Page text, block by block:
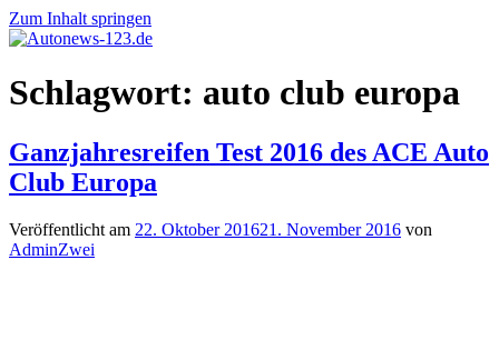
Zum Inhalt springen
Autonews-
123.de
Autonews
mit
Schlagwort: auto club europa
Ganzjahresreifen Test 2016 des ACE Auto
Club Europa
Veröffentlicht am 22. Oktober 201621. November 2016 von
AdminZwei